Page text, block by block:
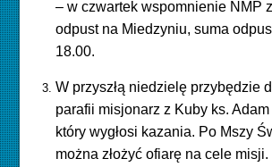
– w czwartek wspomnienie NMP
odpust na Miedzyniu, suma
18.00.
W przyszłą niedzielę przybędzie
parafii misjonarz z Kuby ks.
który wygłosi kazania. Po Mszy
można złożyć ofiarę na cele misji.